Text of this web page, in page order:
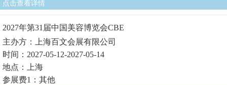
点击查看详情
2027年第31届中国美容博览会CBE
主办方：上海百文会展有限公司
时间：2027-05-12-2027-05-14
地点：上海
参展费1：其他